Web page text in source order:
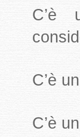
C’è
C’è
C’è